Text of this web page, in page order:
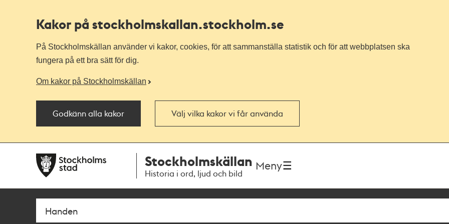
Kakor på stockholmskallan.stockholm.se
På Stockholmskällan använder vi kakor, cookies, för att sammanställa statistik och för att webbplatsen ska
fungera på ett bra sätt för dig.
Om kakor på Stockholmskällan
Godkänn alla kakor Välj vilka kakor vi får använda
navigationen
huvudinnehållet
Stockholmskällan
Historia i ord, ljud och bild
Meny
Sök